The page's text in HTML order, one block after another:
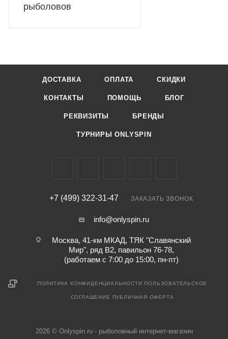
рыболовов
ДОСТАВКА ОПЛАТА СКИДКИ
КОНТАКТЫ ПОМОЩЬ БЛОГ
РЕКВИЗИТЫ БРЕНДЫ
ТУРНИРЫ ONLYSPIN
+7 (499) 322-31-47 ЗАКАЗАТЬ ЗВОНОК
info@onlyspin.ru
Москва, 41-км МКАД, ТЯК "Славянский
Мир", ряд В2, павильон 76-78,
(работаем с 7:00 до 15:00, пн-пт)
ПОЛИТИКА КОНФИДЕНЦИАЛЬНОСТИ ПОЛЬЗОВАТЕЛЬСКОЕ
СОГЛАШЕНИЕ ПУБЛИЧНАЯ ОФЕРТА
2026 © Onlyspin.ru - рыболовный интернет-магазин